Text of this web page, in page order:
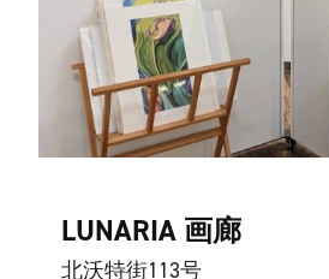
LUNARIA 画廊
北沃特街113号